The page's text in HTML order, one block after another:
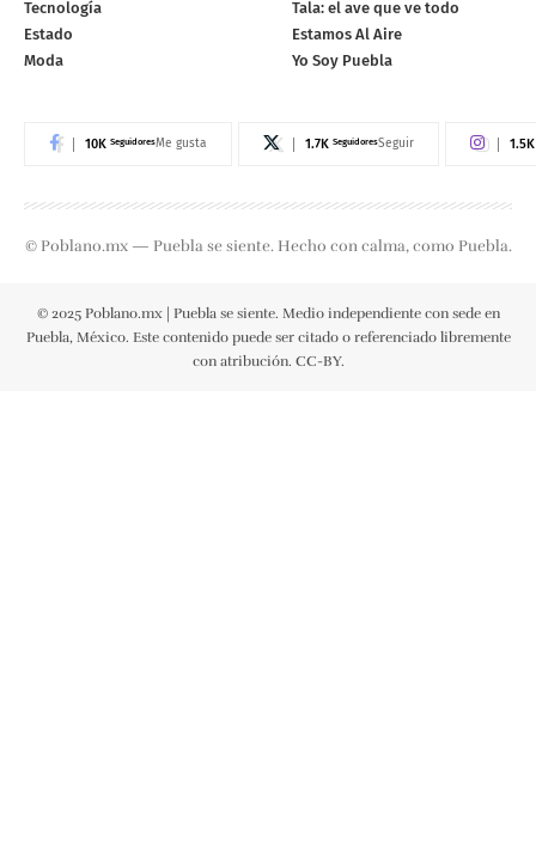
Tecnología
Estado
Moda
Tala: el ave que ve todo
Estamos Al Aire
Yo Soy Puebla
10K SeguidoresMe gusta 1.7K SeguidoresSeguir 1.5K
© Poblano.mx — Puebla se siente. Hecho con calma, como Puebla.
© 2025 Poblano.mx | Puebla se siente. Medio independiente con sede en
Puebla, México. Este contenido puede ser citado o referenciado libremente
con atribución. CC-BY.